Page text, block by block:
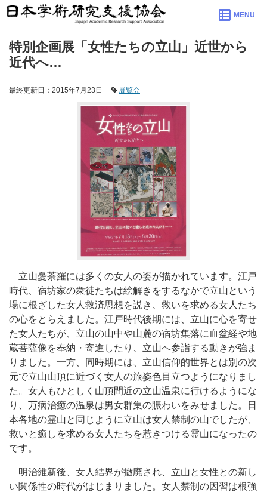
MENU
特別企画展「女性たちの立山」近世から
近代へ…
最終更新日：2015年7月23日 展覧会
立山憂茶羅には多くの女人の姿が描かれています。江戸
時代、宿坊家の衆徒たちは絵解きをするなかで立山という
場に根ざした女人救済思想を説き、救いを求める女人たち
の心をとらえました。江戸時代後期には、立山に心を寄せ
た女人たちが、立山の山中や山麓の宿坊集落に血盆経や地
蔵菩薩像を奉納・寄進したり、立山へ参詣する動きが強ま
りました。一方、同時期には、立山信仰的世界とは別の次
元で立山山頂に近づく女人の旅姿色目立つようになりまし
た。女人もひとしく山頂間近の立山温泉に行けるようにな
り、万病治癒の温泉は男女群集の賑わいをみせました。日
本各地の霊山と同じように立山は女人禁制の山でしたが、
救いと癒しを求める女人たちを惹きつける霊山になったの
です。
明治維新後、女人結界が撤廃され、立山と女性との新し
い関係性の時代がはじまりました。女人禁制の因習は根強